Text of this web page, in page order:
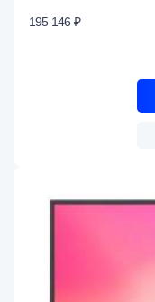
195 146 ₽